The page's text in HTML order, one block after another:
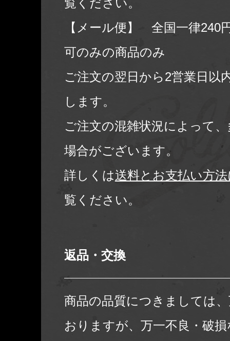
覧ください。
【メール便】 全国一律240
可のみの商品のみ
ご注文の翌日から2営業日以
します。
ご注文の混雑状況によって
場合がございます。
詳しくは送料とお支払い方
覧ください。
返品・交換
商品の品質につきましては
おりますが、万一不良・破